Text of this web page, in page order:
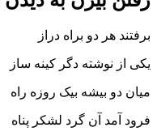
برفتند هر دو براه دراز
یکى از نوشته دگر کینه ساز
میان دو بیشه بیک روزه راه
فرود آمد آن گرد لشکر پناه‏